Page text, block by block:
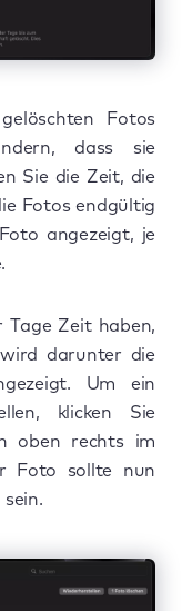
Fotos
dass sie
Sie die Zeit, die
Fotos endgültig
angezeigt, je
Tage Zeit haben,
darunter die
Um ein
klicken Sie
oben rechts im
Foto sollte nun